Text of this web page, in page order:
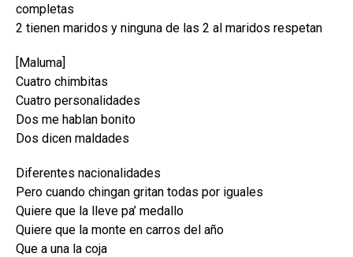
completas
2 tienen maridos y ninguna de las 2 al maridos respetan
[Maluma]
Cuatro chimbitas
Cuatro personalidades
Dos me hablan bonito
Dos dicen maldades
Diferentes nacionalidades
Pero cuando chingan gritan todas por iguales
Quiere que la lleve pa’ medallo
Quiere que la monte en carros del año
Que a una la coja